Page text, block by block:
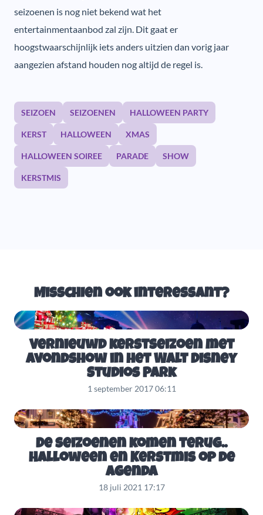
seizoenen is nog niet bekend wat het
entertainmentaanbod zal zijn. Dit gaat er
hoogstwaarschijnlijk iets anders uitzien dan vorig jaar
aangezien afstand houden nog altijd de regel is.
SEIZOEN SEIZOENEN HALLOWEEN PARTY
KERST HALLOWEEN XMAS
HALLOWEEN SOIREE PARADE SHOW
KERSTMIS
Misschien ook interessant?
Vernieuwd kerstseizoen met
avondshow in het Walt Disney
Studios Park
1 september 2017 06:11
De seizoenen komen terug..
Halloween en Kerstmis op de
agenda
18 juli 2021 17:17